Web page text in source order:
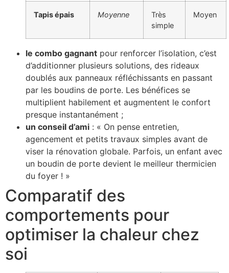
Tapis épais Moyenne
Très
simple
Moyen
le combo gagnant pour renforcer l’isolation, c’est
d’additionner plusieurs solutions, des rideaux
doublés aux panneaux réfléchissants en passant
par les boudins de porte. Les bénéfices se
multiplient habilement et augmentent le confort
presque instantanément ;
un conseil d’ami : « On pense entretien,
agencement et petits travaux simples avant de
viser la rénovation globale. Parfois, un enfant avec
un boudin de porte devient le meilleur thermicien
du foyer ! »
Comparatif des
comportements pour
optimiser la chaleur chez
soi